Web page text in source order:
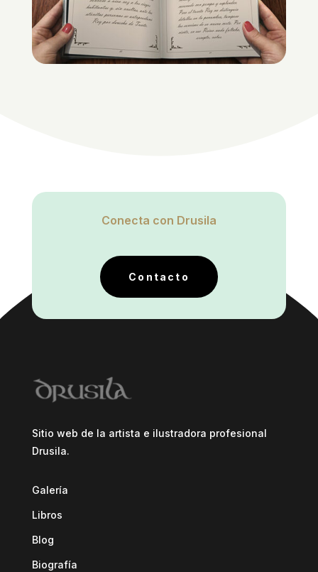
Conecta con Drusila
Contacto
Sitio web de la artista e ilustradora profesional
Drusila.
Galería
Libros
Blog
Biografía